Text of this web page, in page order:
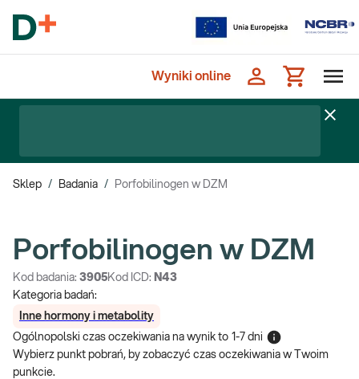
Wyniki online
Sklep / Badania / Porfobilinogen w DZM
Porfobilinogen w DZM
Kod badania: 3905Kod ICD: N43
Kategoria badań:
Inne hormony i metabolity
Ogólnopolski czas oczekiwania na wynik to 1-7 dni
Wybierz punkt pobrań, by zobaczyć czas oczekiwania w Twoim
punkcie.